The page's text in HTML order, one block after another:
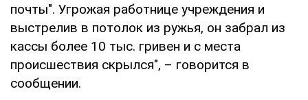
почты". Угрожая работнице учреждения и
выстрелив в потолок из ружья, он забрал из
кассы более 10 тыс. гривен и с места
происшествия скрылся", – говорится в
сообщении.